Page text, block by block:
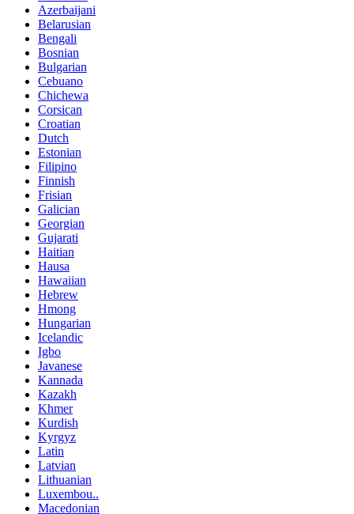
Azerbaijani
Belarusian
Bengali
Bosnian
Bulgarian
Cebuano
Chichewa
Corsican
Croatian
Dutch
Estonian
Filipino
Finnish
Frisian
Galician
Georgian
Gujarati
Haitian
Hausa
Hawaiian
Hebrew
Hmong
Hungarian
Icelandic
Igbo
Javanese
Kannada
Kazakh
Khmer
Kurdish
Kyrgyz
Latin
Latvian
Lithuanian
Luxembou..
Macedonian